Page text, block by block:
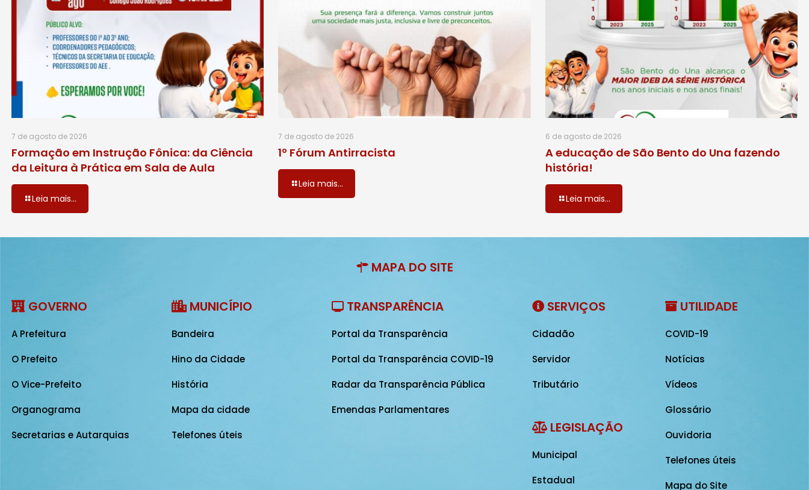
7 de agosto de 2026
Formação em Instrução Fônica: da Ciência
da Leitura à Prática em Sala de Aula
Leia mais...
7 de agosto de 2026
1º Fórum Antirracista
Leia mais...
6 de agosto de 2026
A educação de São Bento do Una fazendo
história!
Leia mais...
MAPA DO SITE
GOVERNO
A Prefeitura
O Prefeito
O Vice-Prefeito
Organograma
Secretarias e Autarquias
MUNICÍPIO
Bandeira
Hino da Cidade
História
Mapa da cidade
Telefones úteis
TRANSPARÊNCIA
Portal da Transparência
Portal da Transparência COVID-19
Radar da Transparência Pública
Emendas Parlamentares
SERVIÇOS
Cidadão
Servidor
Tributário
LEGISLAÇÃO
Municipal
Estadual
UTILIDADE
COVID-19
Notícias
Vídeos
Glossário
Ouvidoria
Telefones úteis
Mapa do Site